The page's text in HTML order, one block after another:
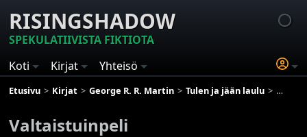
RISINGSHADOW
SPEKULATIIVISTA FIKTIOTA
Koti
Kirjat Yhteisö
Etusivu Kirjat George R. R. Martin Tulen ja jään laulu
Valtaistuinpeli